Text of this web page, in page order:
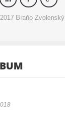
Braňo Zvolenský